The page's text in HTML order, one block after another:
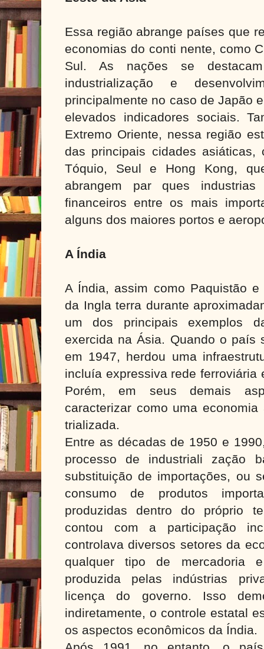
Essa região abrange países que
economias do conti nente, como
Sul. As nações se
industrialização e
principalmente no caso de Japão
elevados indicadores sociais.
Extremo Oriente, nessa região
das principais cidades asiáticas,
Tóquio, Seul e Hong Kong,
abrangem par ques industrias
financeiros entre os mais
alguns dos maiores portos e
A Índia
A Índia, assim como Paquistão
da Ingla terra durante
um dos principais exemplos
exercida na Ásia. Quando o país
em 1947, herdou uma
incluía expressiva rede ferroviária
Porém, em seus demais
caracterizar como uma
trializada.
Entre as décadas de 1950 e
processo de industriali zação
substituição de importações, ou
consumo de produtos
produzidas dentro do próprio
contou com a participação
controlava diversos setores da
qualquer tipo de mercadoria
produzida pelas indústrias
licença do governo. Isso
indiretamente, o controle estatal
os aspectos econômicos da Índia.